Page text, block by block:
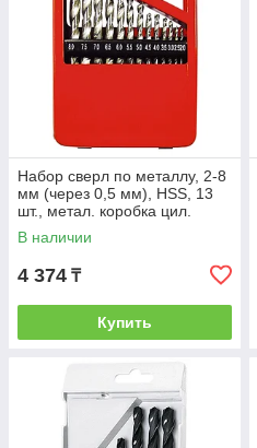
Набор сверл по металлу, 2-8
мм (через 0,5 мм), HSS, 13
шт., метал. коробка цил.
хвостовик// MATRIX
В наличии
4 374 ₸
Купить